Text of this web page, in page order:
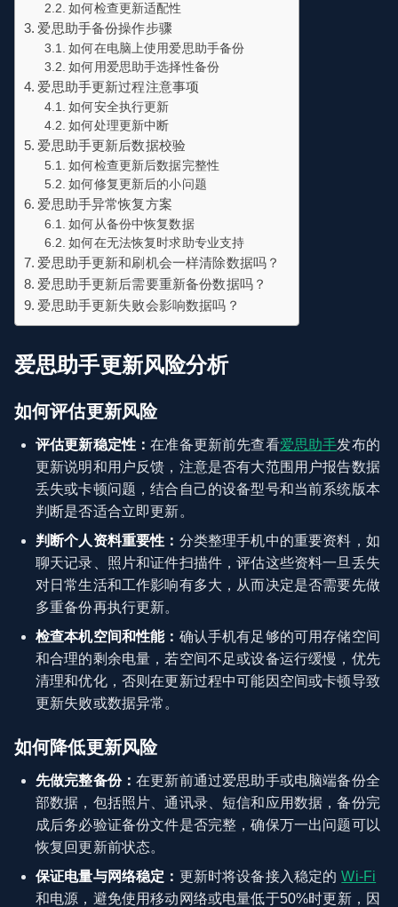
如何检查更新适配性
爱思助手备份操作步骤
如何在电脑上使用爱思助手备份
如何用爱思助手选择性备份
爱思助手更新过程注意事项
如何安全执行更新
如何处理更新中断
爱思助手更新后数据校验
如何检查更新后数据完整性
如何修复更新后的小问题
爱思助手异常恢复方案
如何从备份中恢复数据
如何在无法恢复时求助专业支持
爱思助手更新和刷机会一样清除数据吗？
爱思助手更新后需要重新备份数据吗？
爱思助手更新失败会影响数据吗？
爱思助手更新风险分析
如何评估更新风险
评估更新稳定性：在准备更新前先查看爱思助手发布的
更新说明和用户反馈，注意是否有大范围用户报告数据
丢失或卡顿问题，结合自己的设备型号和当前系统版本
判断是否适合立即更新。
判断个人资料重要性： 分类整理手机中的重要资料，如
聊天记录、照片和证件扫描件，评估这些资料一旦丢失
对日常生活和工作影响有多大，从而决定是否需要先做
多重备份再执行更新。
检查本机空间和性能： 确认手机有足够的可用存储空间
和合理的剩余电量，若空间不足或设备运行缓慢，优先
清理和优化，否则在更新过程中可能因空间或卡顿导致
更新失败或数据异常。
如何降低更新风险
先做完整备份：在更新前通过爱思助手或电脑端备份全
部数据，包括照片、通讯录、短信和应用数据，备份完
成后务必验证备份文件是否完整，确保万一出问题可以
恢复回更新前状态。
保证电量与网络稳定： 更新时将设备接入稳定的Wi‑Fi
和电源，避免使用移动网络或电量低于50%时更新，因